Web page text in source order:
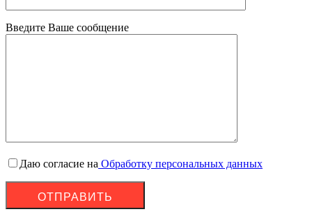
Введите Ваше сообщение
Даю согласие на Обработку персональных данных